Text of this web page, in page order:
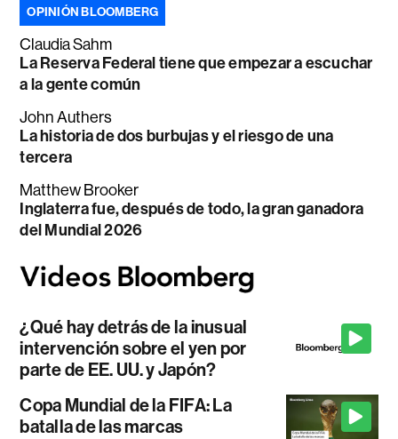
OPINIÓN BLOOMBERG
Claudia Sahm
La Reserva Federal tiene que empezar a escuchar
a la gente común
John Authers
La historia de dos burbujas y el riesgo de una
tercera
Matthew Brooker
Inglaterra fue, después de todo, la gran ganadora
del Mundial 2026
¿Qué hay detrás de la inusual
intervención sobre el yen por
parte de EE. UU. y Japón?
Copa Mundial de la FIFA: La
batalla de las marcas